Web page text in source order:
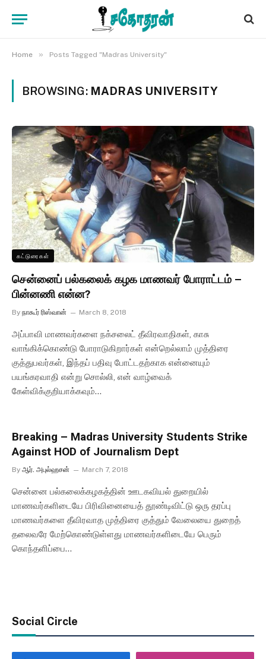
Home » Posts Tagged "Madras University"
BROWSING: MADRAS UNIVERSITY
கட்டுரைகள்
சென்னைப் பல்கலைக் கழக மாணவர் போராட்டம் –
பின்னணி என்ன?
By நாகூர் ரிஸ்வான் March 8, 2018
அப்பாவி மாணவர்களை நக்சலைட் தீவிரவாதிகள், காசு
வாங்கிக்கொண்டு போராடுகிறார்கள் என்றெல்லாம் முத்திரை
குத்துபவர்கள், இந்தப் பதிவு போட்டதற்காக என்னையும்
பயங்கரவாதி என்று சொல்லி, என் வாழ்வைக்
கேள்விக்குறியாக்கவும்…
Breaking – Madras University Students Strike
Against HOD of Journalism Dept
By ஆர். அபுல்ஹசன் March 7, 2018
சென்னை பல்கலைக்கழகத்தின் ஊடகவியல் துறையில்
மாணவர்களிடையே பிரிவினையைத் தூண்டிவிட்டு ஒரு தரப்பு
மாணவர்களை தீவிரவாத முத்திரை குத்தும் வேலையை துறைத்
தலைவரே மேற்கொண்டுள்ளது மாணவர்களிடையே பெரும்
கொந்தளிப்பை…
Social Circle